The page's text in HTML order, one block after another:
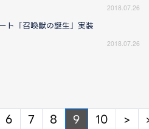
2018.07.26
ト「召喚獣の誕生」実装
2018.07.26
6 7 8 9 10 >